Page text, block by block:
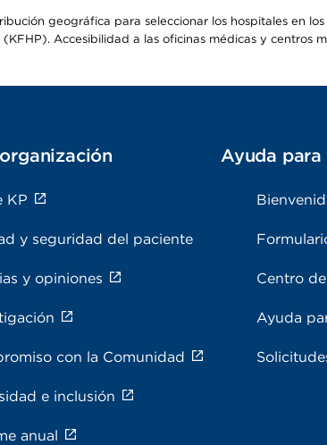
geográfica para seleccionar los hospitales en
Accesibilidad a las oficinas médicas y centros
KP
y seguridad del paciente
y opiniones
con la Comunidad
e inclusión
anual
Ayuda
Centro
Ayuda